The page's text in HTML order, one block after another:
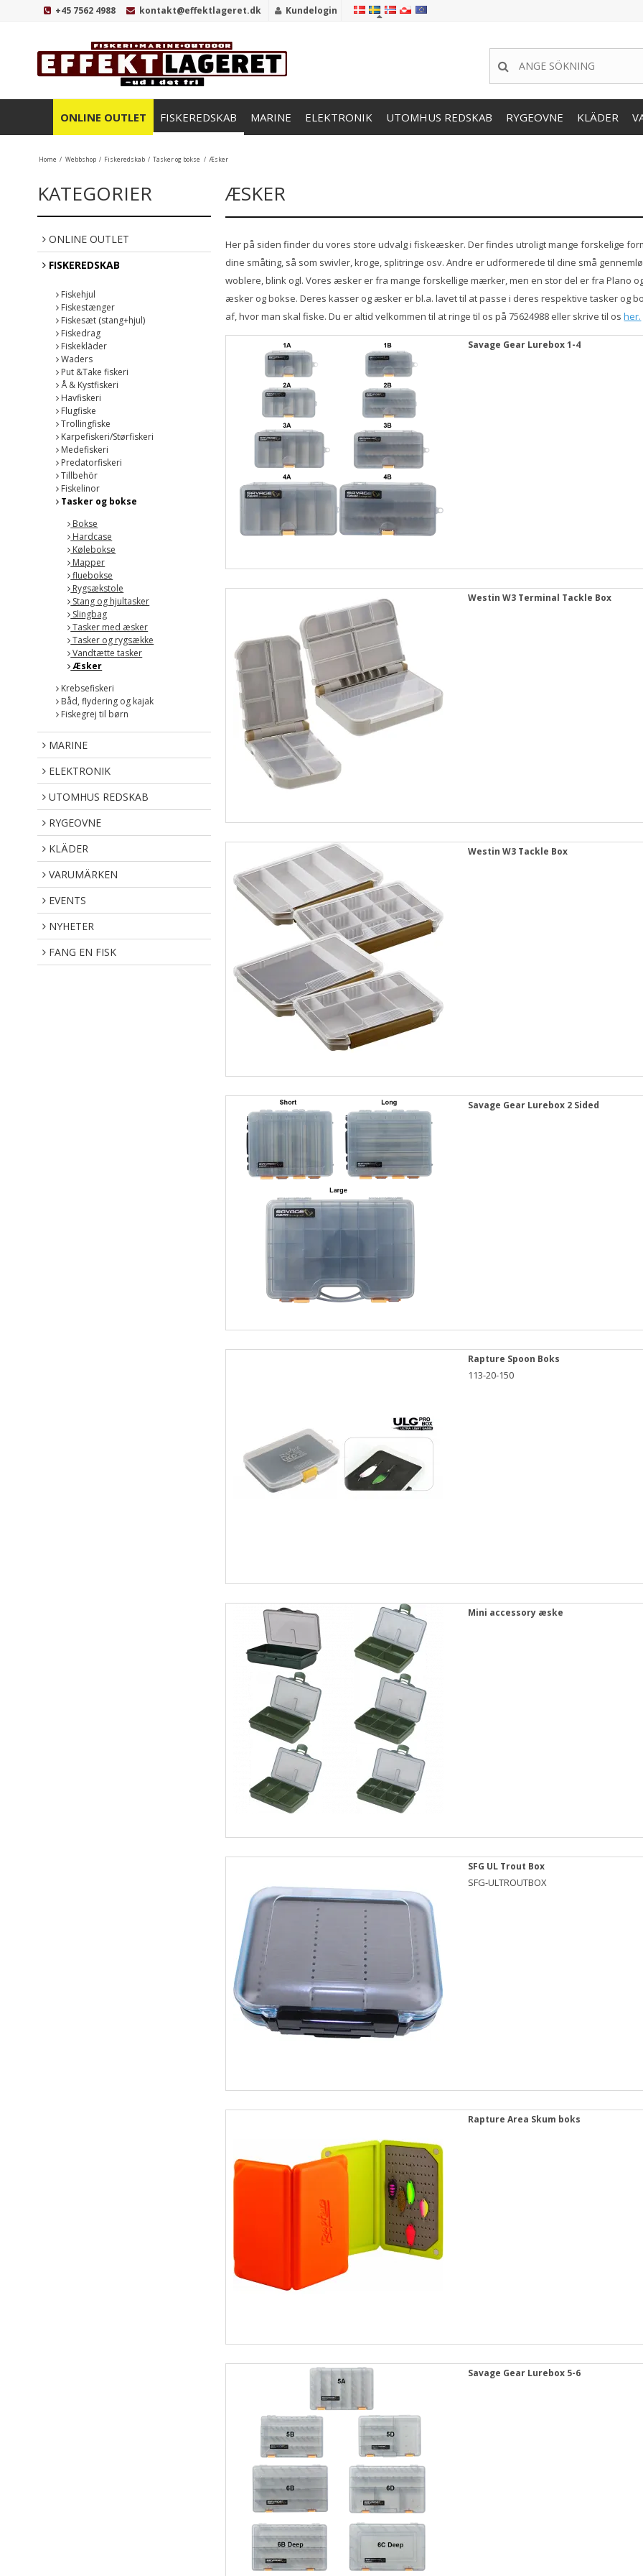
+45 7562 4988 kontakt@effektlageret.dk Kundelogin
ONLINE OUTLET FISKEREDSKAB MARINE ELEKTRONIK UTOMHUS REDSKAB RYGEOVNE KLÄDER
Home / Webbshop / Fiskeredskab / Tasker og bokse / Æsker
KATEGORIER
ONLINE OUTLET
FISKEREDSKAB
Fiskehjul
Fiskestænger
Fiskesæt (stang+hjul)
Fiskedrag
Fiskekläder
Waders
Put &Take fiskeri
Å & Kystfiskeri
Havfiskeri
Flugfiske
Trollingfiske
Karpefiskeri/Størfiskeri
Medefiskeri
Predatorfiskeri
Tillbehör
Fiskelinor
Tasker og bokse
Bokse
Hardcase
Kølebokse
Mapper
fluebokse
Rygsækstole
Stang og hjultasker
Slingbag
Tasker med æsker
Tasker og rygsække
Vandtætte tasker
Æsker
Krebsefiskeri
Båd, flydering og kajak
Fiskegrej til børn
MARINE
ELEKTRONIK
UTOMHUS REDSKAB
RYGEOVNE
KLÄDER
VARUMÄRKEN
EVENTS
NYHETER
FANG EN FISK
ÆSKER
Her på siden finder du vores store udvalg i fiskeæsker. Der findes utroligt mange forskelige
dine småting, så som swivler, kroge, splitringe osv. Andre er udformerede til dine små
woblere, blink ogl. Vores æsker er fra mange forskellige mærker, men en stor del er fra Plano
æsker og bokse. Deres kasser og æsker er bl.a. lavet til at passe i deres respektive tasker og
af, hvor man skal fiske. Du er altid velkommen til at ringe til os på 75624988 eller skrive til osher.
Savage Gear Lurebox 1-4
Westin W3 Terminal Tackle Box
Westin W3 Tackle Box
Savage Gear Lurebox 2 Sided
Rapture Spoon Boks
113-20-150
Mini accessory æske
SFG UL Trout Box
SFG-ULTROUTBOX
Rapture Area Skum boks
Savage Gear Lurebox 5-6